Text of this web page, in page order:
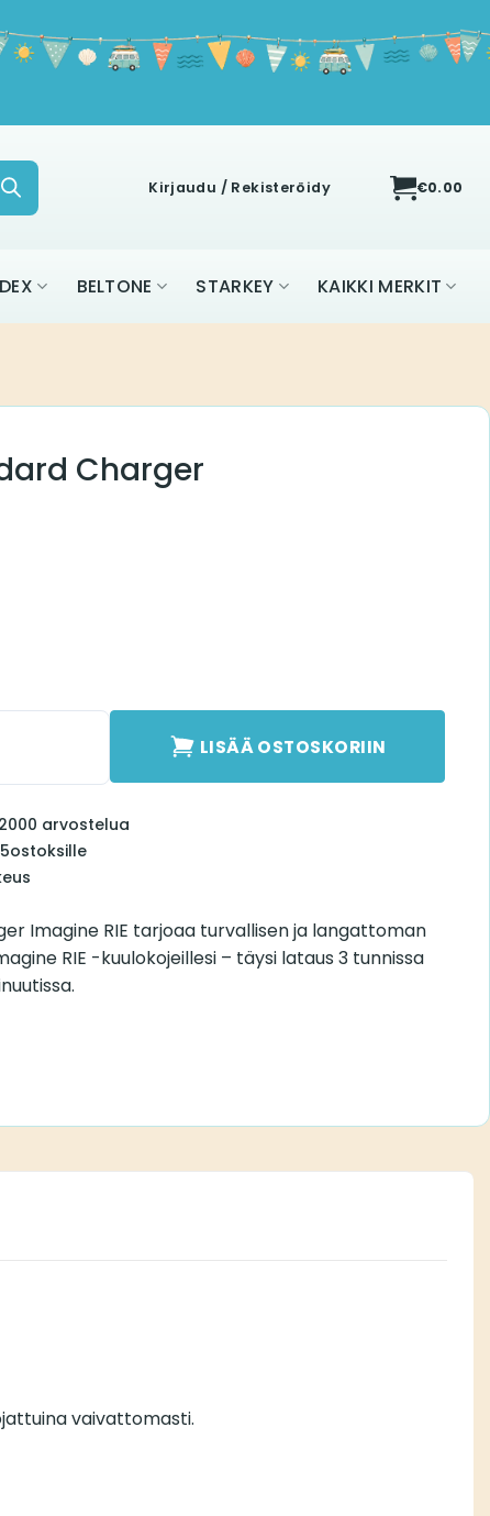
Kirjaudu / Rekisteröidy €0.00
BELTONE STARKEY KAIKKI MERKIT
Charger
LISÄÄ OSTOSKORIIN
arvostelua
ostoksille
Imagine RIE tarjoaa turvallisen ja langattoman
RIE -kuulokojeillesi – täysi lataus 3 tunnissa
vaivattomasti.